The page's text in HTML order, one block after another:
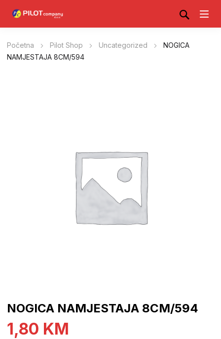
Početna Pilot Shop Uncategorized
NOGICA
NAMJESTAJA 8CM/594
NOGICA NAMJESTAJA 8CM/594
1,80 KM